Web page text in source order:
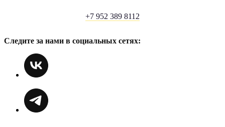
+7 952 389 8112
Следите за нами в социальных сетях: